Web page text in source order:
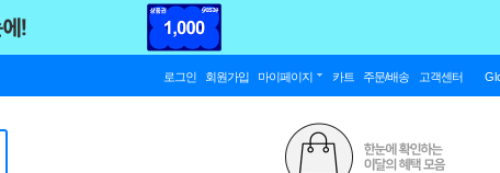
로그인 회원가입 마이페이지 카트 주문/배송 고객센터